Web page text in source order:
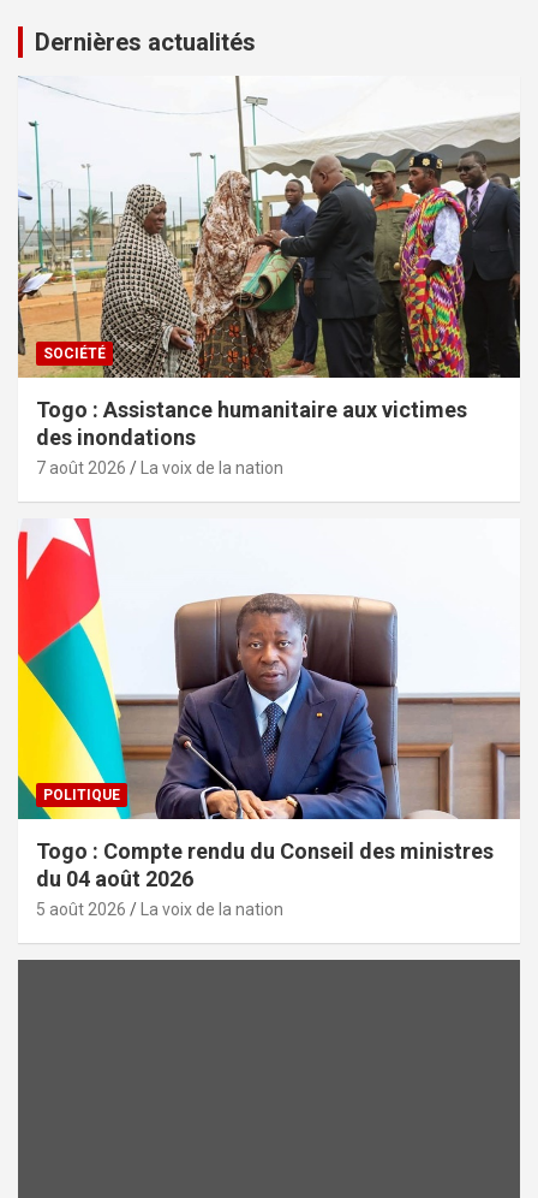
Dernières actualités
SOCIÉTÉ
Togo : Assistance humanitaire aux victimes
des inondations
7 août 2026 La voix de la nation
POLITIQUE
Togo : Compte rendu du Conseil des ministres
du 04 août 2026
5 août 2026 La voix de la nation